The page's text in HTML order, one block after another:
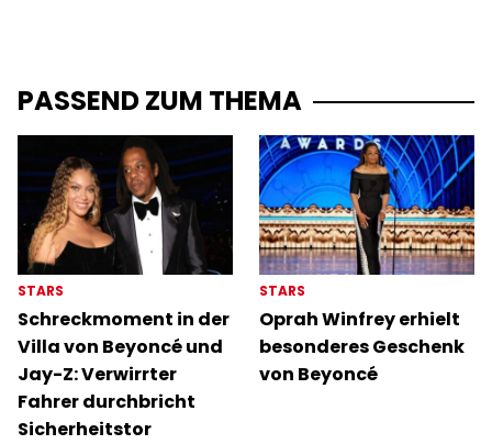
PASSEND ZUM THEMA
STARS
Schreckmoment in der
Villa von Beyoncé und
Jay-Z: Verwirrter
Fahrer durchbricht
Sicherheitstor
STARS
Oprah Winfrey erhielt
besonderes Geschenk
von Beyoncé